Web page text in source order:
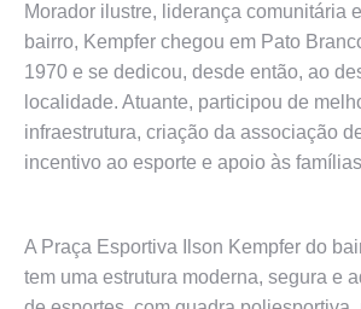
Morador ilustre, liderança comunitária
bairro, Kempfer chegou em Pato
1970 e se dedicou, desde então, ao
localidade. Atuante, participou de
infraestrutura, criação da associação
incentivo ao esporte e apoio às
A Praça Esportiva Ilson Kempfer do
tem uma estrutura moderna, segura e